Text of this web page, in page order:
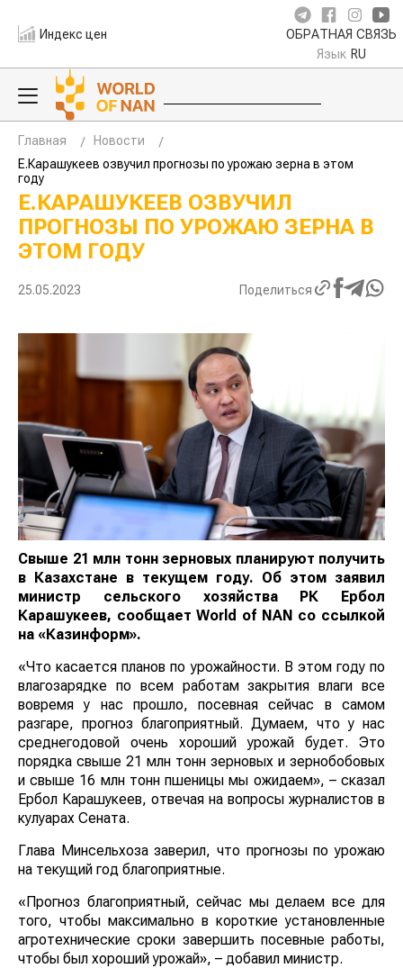
Индекс цен ОБРАТНАЯ СВЯЗЬ
Язык RU
Главная
Новости
Е.Карашукеев озвучил прогнозы по урожаю зерна в этом
году
Е.КАРАШУКЕЕВ ОЗВУЧИЛ
ПРОГНОЗЫ ПО УРОЖАЮ ЗЕРНА В
ЭТОМ ГОДУ
25.05.2023 Поделиться
Свыше 21 млн тонн зерновых планируют получить
в Казахстане в текущем году. Об этом заявил
министр сельского хозяйства РК Ербол
Карашукеев, сообщаетWorld of NAN со ссылкой
на «Казинформ».
«Что касается планов по урожайности. В этом году по
влагозарядке по всем работам закрытия влаги все
вовремя у нас прошло, посевная сейчас в самом
разгаре, прогноз благоприятный. Думаем, что у нас
среднегодовой очень хороший урожай будет. Это
порядка свыше 21 млн тонн зерновых и зернобобовых
и свыше 16 млн тонн пшеницы мы ожидаем», – сказал
Ербол Карашукеев, отвечая на вопросы журналистов в
кулуарах Сената.
Глава Минсельхоза заверил, что прогнозы по урожаю
на текущий год благоприятные.
«Прогноз благоприятный, сейчас мы делаем все для
того, чтобы максимально в короткие установленные
агротехнические сроки завершить посевные работы,
чтобы был хороший урожай», – добавил министр.